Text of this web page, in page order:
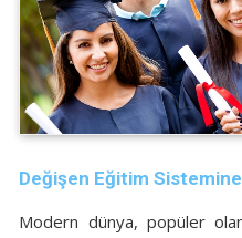
Değişen Eğitim Sistemine
Modern dünya, popüler